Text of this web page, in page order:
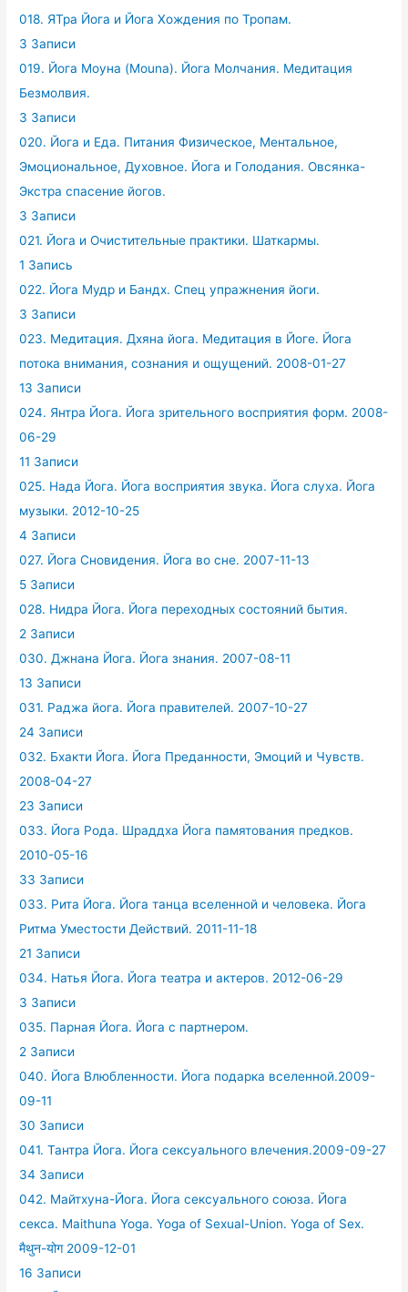
018. ЯТра Йога и Йога Хождения по Тропам.
3 Записи
019. Йога Моуна (Mouna). Йога Молчания. Медитация
Безмолвия.
3 Записи
020. Йога и Еда. Питания Физическое, Ментальное,
Эмоциональное, Духовное. Йога и Голодания. Овсянка-
Экстра спасение йогов.
3 Записи
021. Йога и Очистительные практики. Шаткармы.
1 Запись
022. Йога Мудр и Бандх. Спец упражнения йоги.
3 Записи
023. Медитация. Дхяна йога. Медитация в Йоге. Йога
потока внимания, сознания и ощущений. 2008-01-27
13 Записи
024. Янтра Йога. Йога зрительного восприятия форм. 2008-
06-29
11 Записи
025. Нада Йога. Йога восприятия звука. Йога слуха. Йога
музыки. 2012-10-25
4 Записи
027. Йога Сновидения. Йога во сне. 2007-11-13
5 Записи
028. Нидра Йога. Йога переходных состояний бытия.
2 Записи
030. Джнана Йога. Йога знания. 2007-08-11
13 Записи
031. Раджа йога. Йога правителей. 2007-10-27
24 Записи
032. Бхакти Йога. Йога Преданности, Эмоций и Чувств.
2008-04-27
23 Записи
033. Йога Рода. Шраддха Йога памятования предков.
2010-05-16
33 Записи
033. Рита Йога. Йога танца вселенной и человека. Йога
Ритма Уместости Действий. 2011-11-18
21 Записи
034. Натья Йога. Йога театра и актеров. 2012-06-29
3 Записи
035. Парная Йога. Йога с партнером.
2 Записи
040. Йога Влюбленности. Йога подарка вселенной.2009-
09-11
30 Записи
041. Тантра Йога. Йога сексуального влечения.2009-09-27
34 Записи
042. Майтхуна-Йога. Йога сексуального союза. Йога
секса. Maithuna Yoga. Yoga of Sexual-Union. Yoga of Sex.
मैथुन-योग 2009-12-01
16 Записи